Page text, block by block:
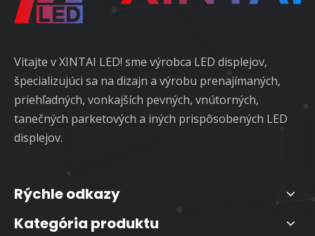
Vitajte v XINTAI LED! sme výrobca LED displejov,
špecializujúci sa na dizajn a výrobu prenajímaných,
priehľadných, vonkajších pevných, vnútorných,
tanečných parketových a iných prispôsobených LED
displejov.
Rýchle odkazy
Kategória produktu